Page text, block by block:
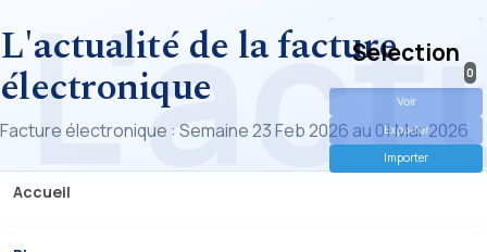
L'actualité de la facture
électronique
Facture électronique : Semaine 23 Feb 2026 au 01 Mar 2026
Accueil
Selection
0
Voir
Exporter
Importer